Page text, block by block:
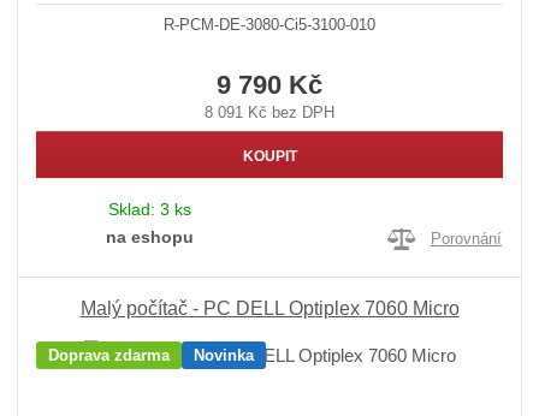
R-PCM-DE-3080-Ci5-3100-010
9 790 Kč
8 091 Kč bez DPH
KOUPIT
Sklad: 3 ks
na eshopu
Porovnání
Malý počítač - PC DELL Optiplex 7060 Micro
Doprava zdarma Novinka